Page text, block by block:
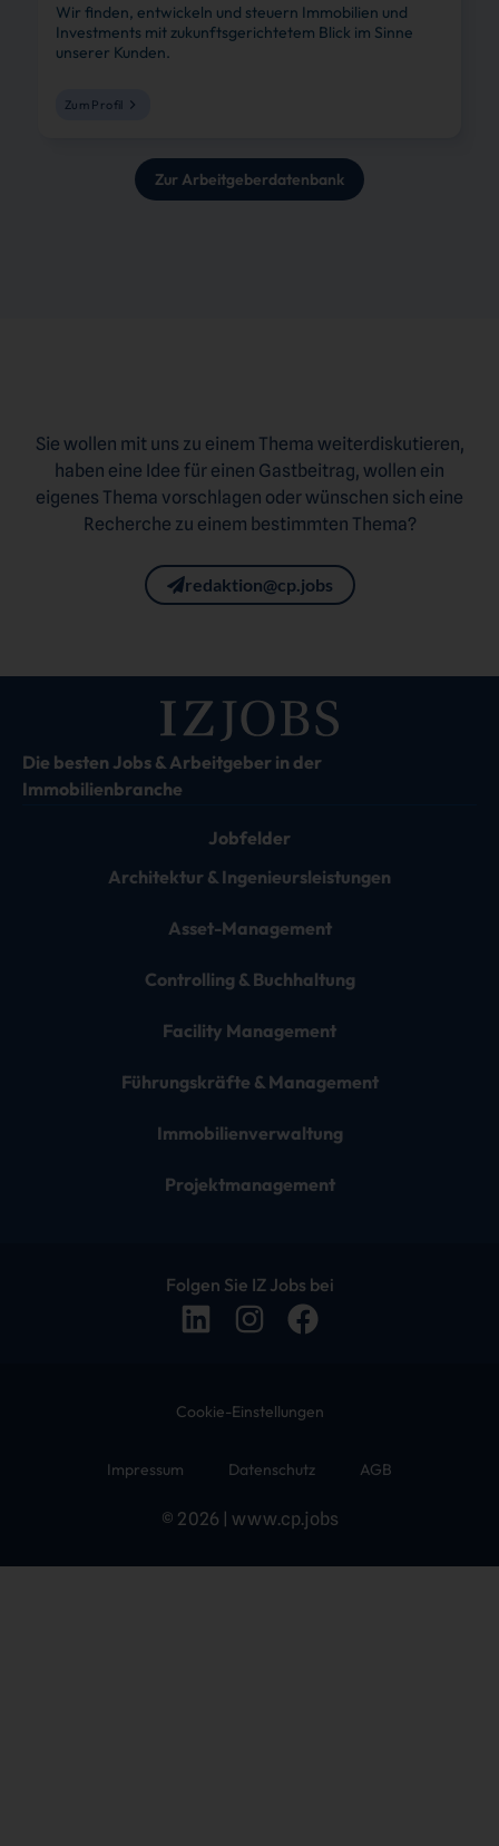
Wir finden, entwickeln und steuern Immobilien und
Investments mit zukunftsgerichtetem Blick im Sinne
unserer Kunden.
Zum Profil
Zur Arbeitgeberdatenbank
Sie wollen mit uns zu einem Thema weiterdiskutieren,
haben eine Idee für einen Gastbeitrag, wollen ein
eigenes Thema vorschlagen oder wünschen sich eine
Recherche zu einem bestimmten Thema?
redaktion@cp.jobs
Die besten Jobs & Arbeitgeber in der
Immobilienbranche
Jobfelder
Architektur & Ingenieursleistungen
Asset-Management
Controlling & Buchhaltung
Facility Management
Führungskräfte & Management
Immobilienverwaltung
Projektmanagement
Folgen Sie IZ Jobs bei
Cookie-Einstellungen
Impressum Datenschutz AGB
© 2026 | www.cp.jobs